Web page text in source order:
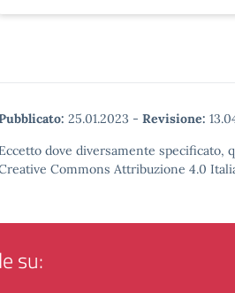
25.01.2023 - Revisione:
dove diversamente specificato,
Commons Attribuzione 4.0
su: